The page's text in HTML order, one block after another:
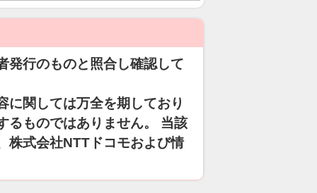
発行のものと照合し確認して
に関しては万全を期しており
るものではありません。 当該
株式会社NTTドコモおよび情